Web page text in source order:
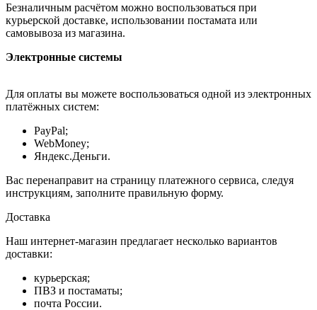
Безналичным расчётом можно воспользоваться при
курьерской доставке, использовании постамата или
самовывоза из магазина.
Электронные системы
Для оплаты вы можете воспользоваться одной из электронных
платёжных систем:
PayPal;
WebMoney;
Яндекс.Деньги.
Вас перенаправит на страницу платежного сервиса, следуя
инструкциям, заполните правильную форму.
Доставка
Наш интернет-магазин предлагает несколько вариантов
доставки:
курьерская;
ПВЗ и постаматы;
почта России.